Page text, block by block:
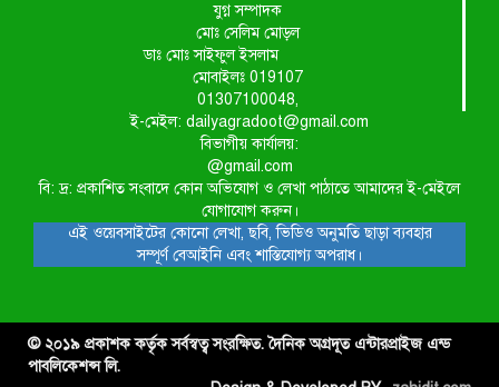
যুগ্ন সম্পাদক
মোঃ সেলিম মোড়ল
ডাঃ মোঃ সাইফুল ইসলাম
মোবাইলঃ 019107
01307100048,
ই-মেইল: dailyagradoot@gmail.com
বিভাগীয় কার্যালয়:
@gmail.com
বি: দ্র: প্রকাশিত সংবাদে কোন অভিযোগ ও লেখা পাঠাতে আমাদের ই-মেইলে
যোগাযোগ করুন।
এই ওয়েবসাইটের কোনো লেখা, ছবি, ভিডিও অনুমতি ছাড়া ব্যবহার
সম্পূর্ণ বেআইনি এবং শাস্তিযোগ্য অপরাধ।
© ২০১৯ প্রকাশক কর্তৃক সর্বস্বত্ব সংরক্ষিত. দৈনিক অগ্রদূত এন্টারপ্রাইজ এন্ড
পাবলিকেশন্স লি.